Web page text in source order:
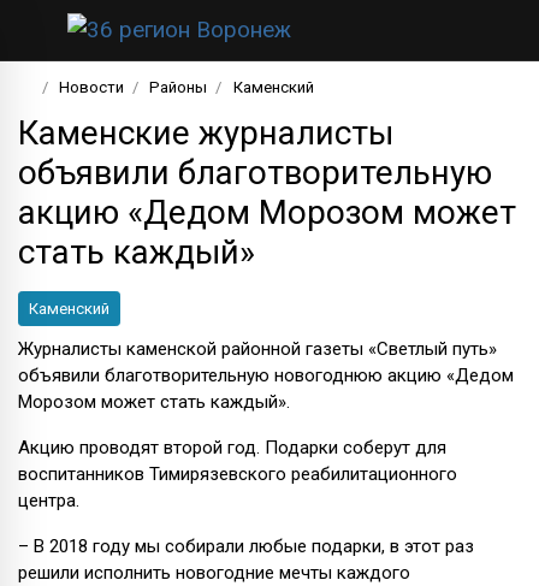
Новости Районы Каменский
Каменские журналисты
объявили благотворительную
акцию «Дедом Морозом может
стать каждый»
Каменский
Журналисты каменской районной газеты «Светлый путь»
объявили благотворительную новогоднюю акцию «Дедом
Морозом может стать каждый».
Акцию проводят второй год. Подарки соберут для
воспитанников Тимирязевского реабилитационного
центра.
– В 2018 году мы собирали любые подарки, в этот раз
решили исполнить новогодние мечты каждого